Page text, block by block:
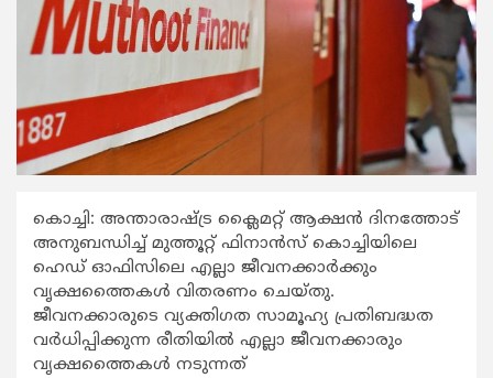
കൊച്ചി: അന്താരാഷ്ട്ര ക്ലൈമറ്റ് ആക്ഷന്‍ ദിനത്തോട്
അനുബന്ധിച്ച് മുത്തൂറ്റ് ഫിനാന്‍സ് കൊച്ചിയിലെ
ഹെഡ് ഓഫിസിലെ എല്ലാ ജീവനക്കാര്‍ക്കും
വൃക്ഷത്തൈകള്‍ വിതരണം ചെയ്തു.
ജീവനക്കാരുടെ വ്യക്തിഗത സാമൂഹ്യ പ്രതിബദ്ധത
വര്‍ധിപ്പിക്കുന്ന രീതിയില്‍ എല്ലാ ജീവനക്കാരും
വൃക്ഷത്തൈകള്‍ നടുന്നത്